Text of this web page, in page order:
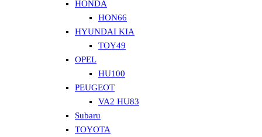
HONDA
HON66
HYUNDAI KIA
TOY49
OPEL
HU100
PEUGEOT
VA2 HU83
Subaru
TOYOTA